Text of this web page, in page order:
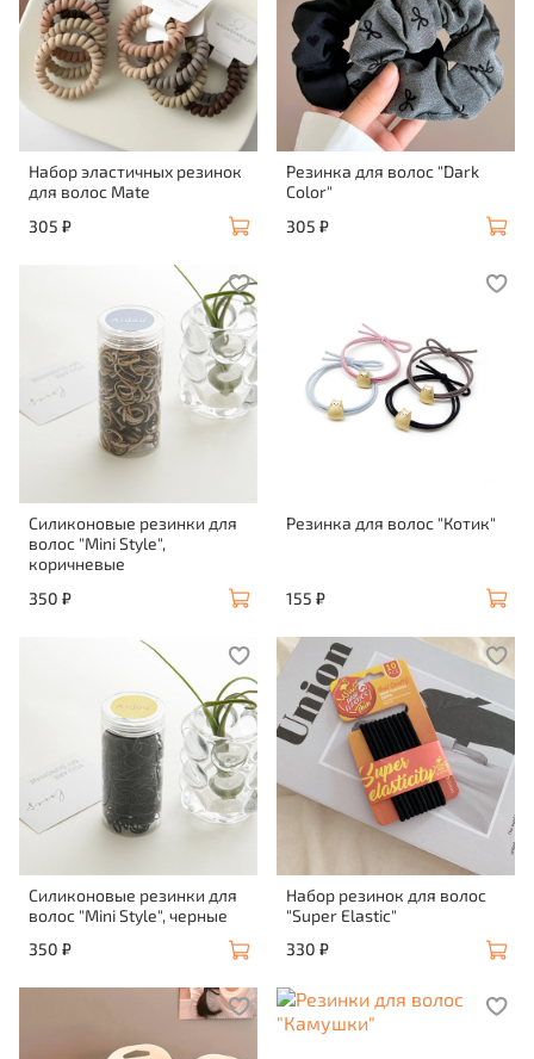
Набор эластичных резинок
для волос Mate
305 ₽
Резинка для волос "Dark
Color"
305 ₽
Силиконовые резинки для
волос "Mini Style",
коричневые
350 ₽
Резинка для волос "Котик"
155 ₽
Силиконовые резинки для
волос "Mini Style", черные
350 ₽
Набор резинок для волос
"Super Elastic"
330 ₽